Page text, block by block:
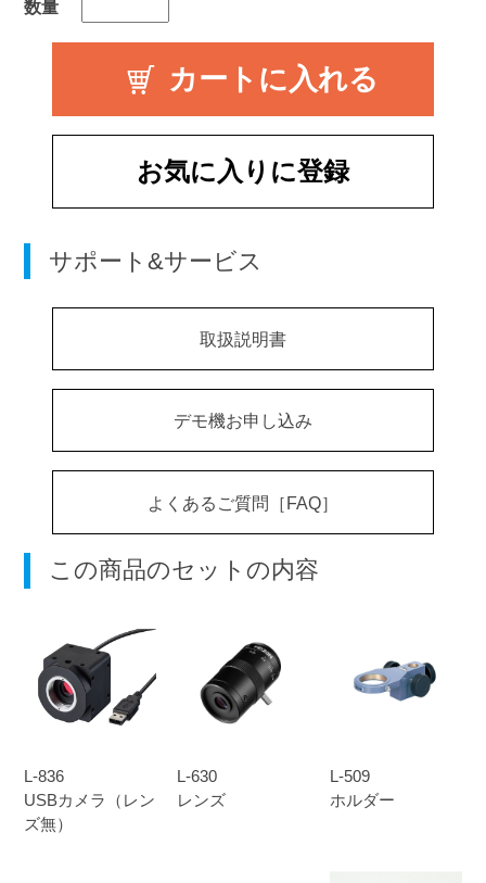
数量
お気に入りに登録
サポート&サービス
取扱説明書
デモ機お申し込み
よくあるご質問［FAQ］
この商品のセットの内容
L-836
USBカメラ（レン
ズ無）
L-630
レンズ
L-509
ホルダー